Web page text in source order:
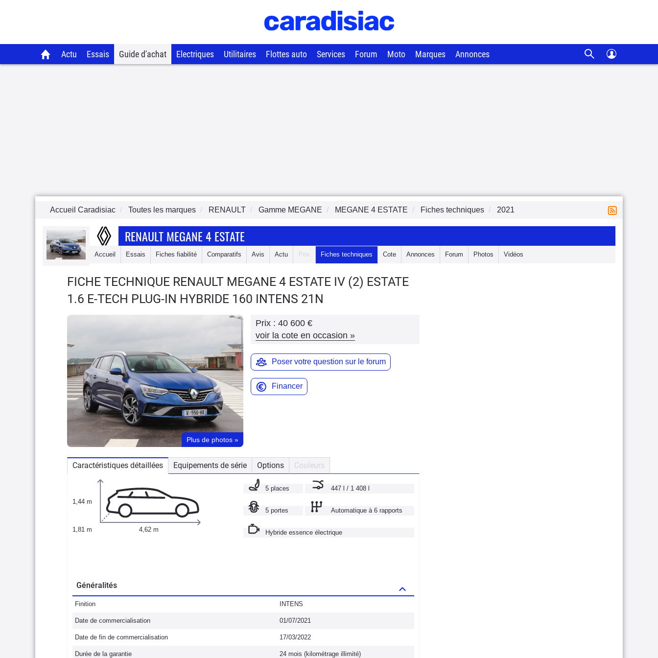
Actu Essais Guide d'achat Electriques Utilitaires Flottes auto Services Forum Moto Marques Annonces
Accueil Caradisiac Toutes les marques RENAULT Gamme MEGANE MEGANE 4 ESTATE Fiches techniques 2021
RENAULT MEGANE 4 ESTATE
Accueil Essais Fiches fiabilité Comparatifs Avis Actu Prix Fiches techniques Cote Annonces Forum Photos Vidéos
FICHE TECHNIQUE RENAULT MEGANE 4 ESTATE IV (2) ESTATE
1.6 E-TECH PLUG-IN HYBRIDE 160 INTENS 21N
Plus de photos »
Prix : 40 600 €
voir la cote en occasion »
Poser votre question sur le forum
Financer
Caractéristiques détaillées Equipements de série Options Couleurs
1,44 m
1,81 m 4,62 m
5 places 447 l / 1 408 l
5 portes Automatique à 6 rapports
Hybride essence électrique
Généralités
Finition INTENS
Date de commercialisation 01/07/2021
Date de fin de commercialisation 17/03/2022
Durée de la garantie 24 mois (kilométrage illimité)